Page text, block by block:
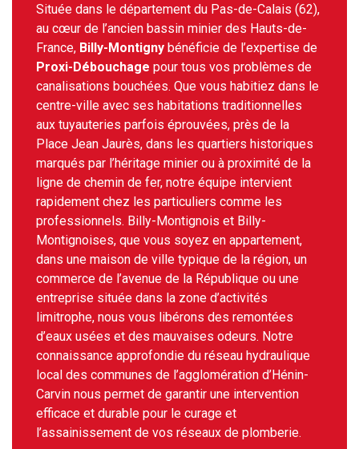
Située dans le département du Pas-de-Calais (62),
au cœur de l’ancien bassin minier des Hauts-de-
France, Billy-Montigny bénéficie de l’expertise de
Proxi-Débouchage pour tous vos problèmes de
canalisations bouchées. Que vous habitiez dans le
centre-ville avec ses habitations traditionnelles
aux tuyauteries parfois éprouvées, près de la
Place Jean Jaurès, dans les quartiers historiques
marqués par l’héritage minier ou à proximité de la
ligne de chemin de fer, notre équipe intervient
rapidement chez les particuliers comme les
professionnels. Billy-Montignois et Billy-
Montignoises, que vous soyez en appartement,
dans une maison de ville typique de la région, un
commerce de l’avenue de la République ou une
entreprise située dans la zone d’activités
limitrophe, nous vous libérons des remontées
d’eaux usées et des mauvaises odeurs. Notre
connaissance approfondie du réseau hydraulique
local des communes de l’agglomération d’Hénin-
Carvin nous permet de garantir une intervention
efficace et durable pour le curage et
l’assainissement de vos réseaux de plomberie.